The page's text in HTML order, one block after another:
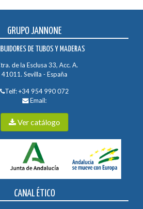
GRUPO JANNONE
DE TUBOS Y MADERAS
de la Esclusa 33, Acc. A.
41011. Sevilla - España
Telf:+34 954 990 072
Email:
Ver catálogo
CANAL ÉTICO